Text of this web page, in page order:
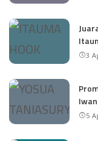
3
5